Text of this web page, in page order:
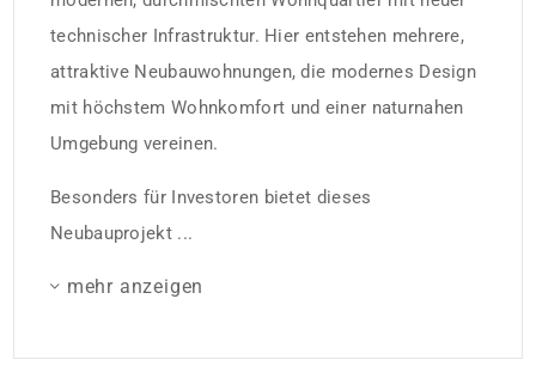
technischer Infrastruktur. Hier entstehen mehrere,
attraktive Neubauwohnungen, die modernes Design
mit höchstem Wohnkomfort und einer naturnahen
Umgebung vereinen.
Besonders für Investoren bietet dieses
Neubauprojekt ...
mehr anzeigen